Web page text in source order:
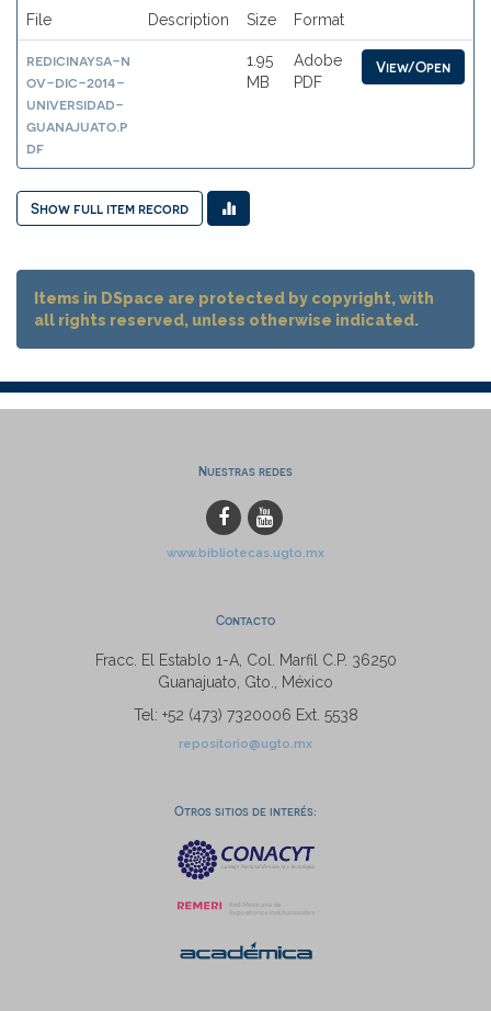
File Description Size Format
redicinaysa-n
ov-dic-2014-
universidad-
guanajuato.p
df
1.95
MB
Adobe
PDF
View/Open
Show full item record
Items in DSpace are protected by copyright, with
all rights reserved, unless otherwise indicated.
Nuestras redes
www.bibliotecas.ugto.mx
Contacto
Fracc. El Establo 1-A, Col. Marfil C.P. 36250
Guanajuato, Gto., México
Tel: +52 (473) 7320006 Ext. 5538
repositorio@ugto.mx
Otros sitios de interés: